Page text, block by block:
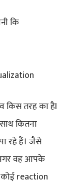
कि
तरह का हैI
कितना
रहे हैं। जैसे
वह आपके
reaction